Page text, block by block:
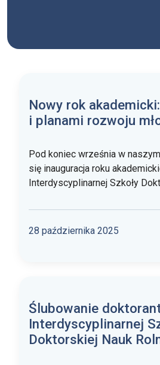
Nowy rok
i planami rozwoju
Pod koniec września w
się inauguracja roku
Interdyscyplinarnej Szkoły
28 października 2025
Ślubowanie
Interdyscyplinarnej
Doktorskiej Nauk